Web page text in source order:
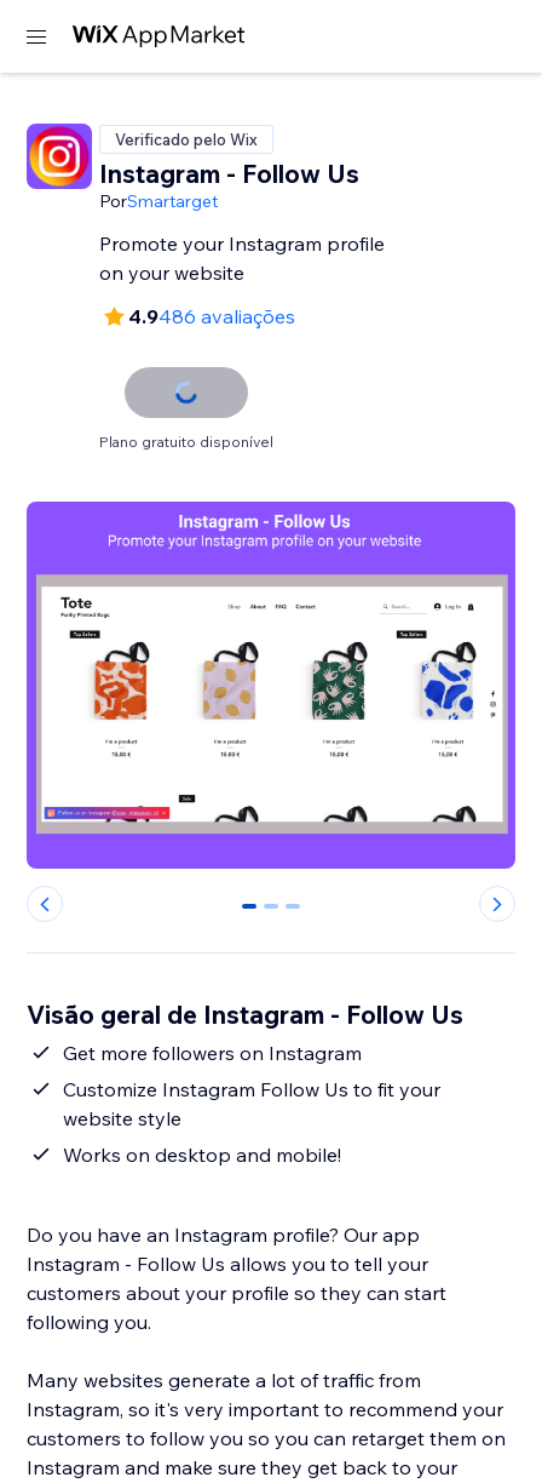
Verificado pelo Wix
Instagram - Follow Us
PorSmartarget
Promote your Instagram profile
on your website
4.9486 avaliações
Plano gratuito disponível
0 1 2
Visão geral de Instagram - Follow Us
Get more followers on Instagram
Customize Instagram Follow Us to fit your
website style
Works on desktop and mobile!
Do you have an Instagram profile? Our app
Instagram - Follow Us allows you to tell your
customers about your profile so they can start
following you.
Many websites generate a lot of traffic from
Instagram, so it's very important to recommend your
customers to follow you so you can retarget them on
Instagram and make sure they get back to your